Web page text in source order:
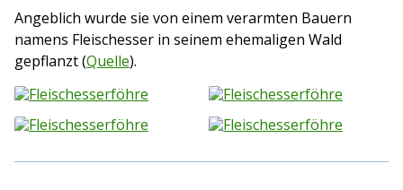
Angeblich wurde sie von einem verarmten Bauern
namens Fleischesser in seinem ehemaligen Wald
gepflanzt (Quelle).